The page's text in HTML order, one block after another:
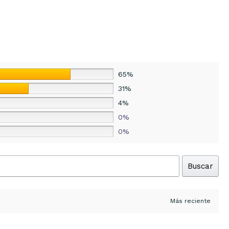
65%
31%
4%
0%
0%
Buscar